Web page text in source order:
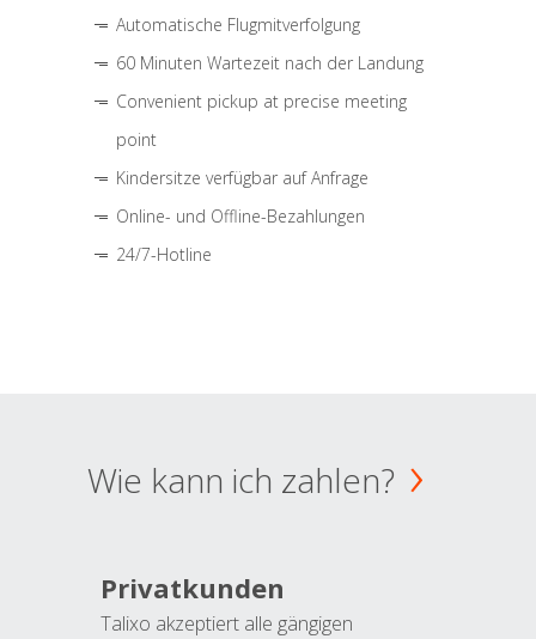
Automatische Flugmitverfolgung
60 Minuten Wartezeit nach der Landung
Convenient pickup at precise meeting
point
Kindersitze verfügbar auf Anfrage
Online- und Offline-Bezahlungen
24/7-Hotline
Wie kann ich zahlen?
Privatkunden
Talixo akzeptiert alle gängigen